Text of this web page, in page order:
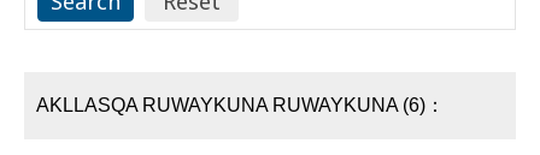
AKLLASQA RUWAYKUNA RUWAYKUNA (6)：